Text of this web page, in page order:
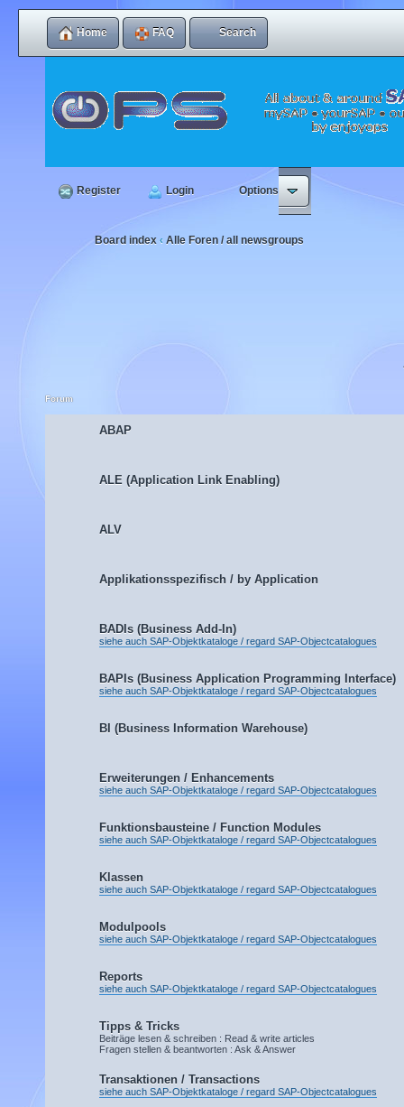
Home FAQ Search
Register Login Options
Board index ‹ Alle Foren / all newsgroups
Forum
ABAP
ALE (Application Link Enabling)
ALV
Applikationsspezifisch / by Application
BADIs (Business Add-In)
siehe auch SAP-Objektkataloge / regard SAP-Objectcatalogues
BAPIs (Business Application Programming Interface)
siehe auch SAP-Objektkataloge / regard SAP-Objectcatalogues
BI (Business Information Warehouse)
Erweiterungen / Enhancements
siehe auch SAP-Objektkataloge / regard SAP-Objectcatalogues
Funktionsbausteine / Function Modules
siehe auch SAP-Objektkataloge / regard SAP-Objectcatalogues
Klassen
siehe auch SAP-Objektkataloge / regard SAP-Objectcatalogues
Modulpools
siehe auch SAP-Objektkataloge / regard SAP-Objectcatalogues
Reports
siehe auch SAP-Objektkataloge / regard SAP-Objectcatalogues
Tipps & Tricks
Beiträge lesen & schreiben : Read & write articles
Fragen stellen & beantworten : Ask & Answer
Transaktionen / Transactions
siehe auch SAP-Objektkataloge / regard SAP-Objectcatalogues